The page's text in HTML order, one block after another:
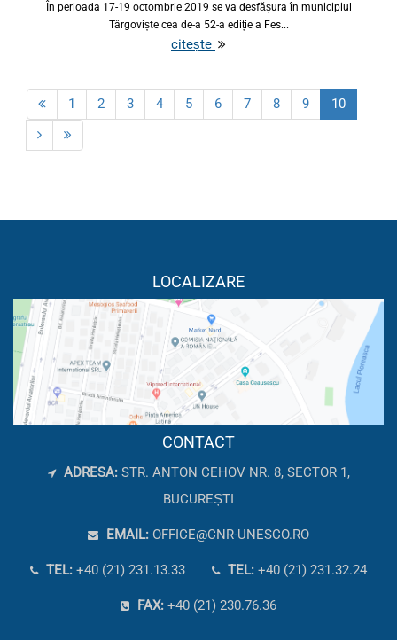
În perioada 17-19 octombrie 2019 se va desfășura în municipiul
Târgoviște cea de-a 52-a ediție a Fes...
citește
1 2 3 4 5 6 7 8 9 10
LOCALIZARE
CONTACT
ADRESA: STR. ANTON CEHOV NR. 8, SECTOR 1,
BUCUREȘTI
EMAIL: OFFICE@CNR-UNESCO.RO
TEL: +40 (21) 231.13.33 TEL: +40 (21) 231.32.24
FAX: +40 (21) 230.76.36